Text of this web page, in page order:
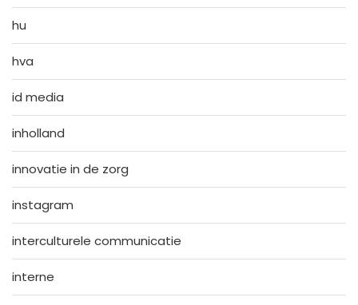
hu
hva
id media
inholland
innovatie in de zorg
instagram
interculturele communicatie
interne